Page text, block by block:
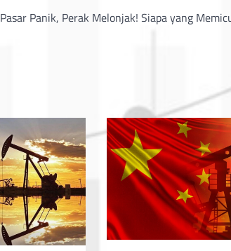
Pasar Panik, Perak Melonjak! Siapa yang